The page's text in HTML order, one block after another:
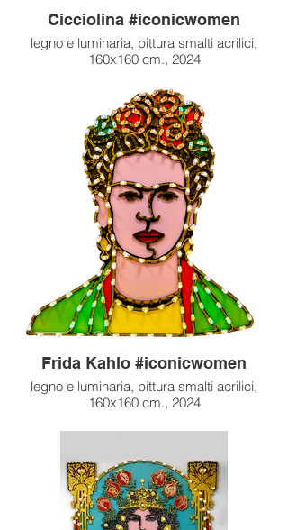
Cicciolina #iconicwomen
legno e luminaria, pittura smalti acrilici,
160x160 cm., 2024
Frida Kahlo #iconicwomen
legno e luminaria, pittura smalti acrilici,
160x160 cm., 2024